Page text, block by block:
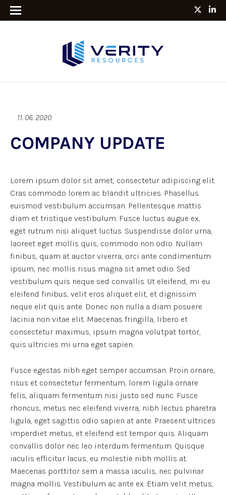
11. 06. 2020
COMPANY UPDATE
Lorem ipsum dolor sit amet, consectetur adipiscing elit.
Cras commodo lorem ac blandit ultricies. Phasellus
euismod vestibulum accumsan. Pellentesque mattis
diam et tristique vestibulum. Fusce luctus augue ex,
eget rutrum nisi aliquet luctus. Suspendisse dolor urna,
laoreet eget mollis quis, commodo non odio. Nullam
finibus, quam at auctor viverra, orci ante condimentum
ipsum, nec mollis risus magna sit amet odio. Sed
vestibulum quis neque sed convallis. Ut eleifend, mi eu
eleifend finibus, velit eros aliquet elit, et dignissim
neque elit quis ante. Donec non nulla a diam posuere
lacinia non vitae elit. Maecenas fringilla, libero et
consectetur maximus, ipsum magna volutpat tortor,
quis ultricies mi urna eget sapien.
Fusce egestas nibh eget semper accumsan. Proin ornare,
risus et consectetur fermentum, lorem ligula ornare
felis, aliquam fermentum nisi justo sed nunc. Fusce
rhoncus, metus nec eleifend viverra, nibh lectus pharetra
ligula, eget sagittis odio sapien at ante. Praesent ultrices
imperdiet metus, et eleifend est tempor quis. Aliquam
convallis dolor nec leo interdum fermentum. Quisque
iaculis efficitur lacus, eu molestie nibh mollis at.
Maecenas porttitor sem a massa iaculis, nec pulvinar
magna mollis. Vestibulum ac ante ex. Etiam velit metus,